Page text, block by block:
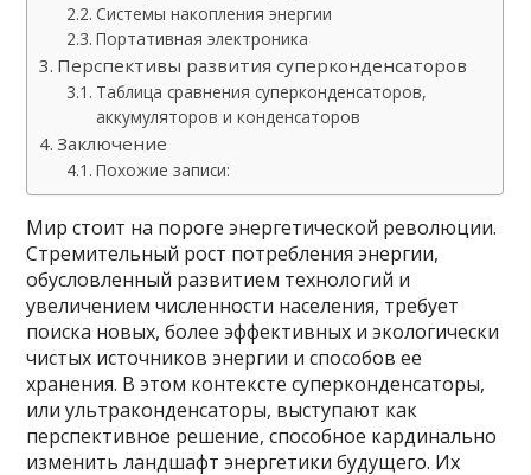
Системы накопления энергии
Портативная электроника
Перспективы развития суперконденсаторов
Таблица сравнения суперконденсаторов,
аккумуляторов и конденсаторов
Заключение
Похожие записи:
Мир стоит на пороге энергетической революции.
Стремительный рост потребления энергии,
обусловленный развитием технологий и
увеличением численности населения, требует
поиска новых, более эффективных и экологически
чистых источников энергии и способов ее
хранения. В этом контексте суперконденсаторы,
или ультраконденсаторы, выступают как
перспективное решение, способное кардинально
изменить ландшафт энергетики будущего. Их